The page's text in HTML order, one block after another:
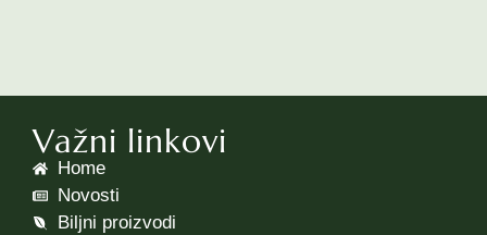
Važni linkovi
Home
Novosti
Biljni proizvodi